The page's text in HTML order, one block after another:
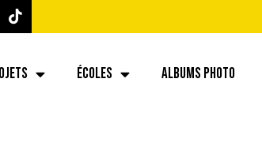
ÉCOLES ALBUMS PHOTO